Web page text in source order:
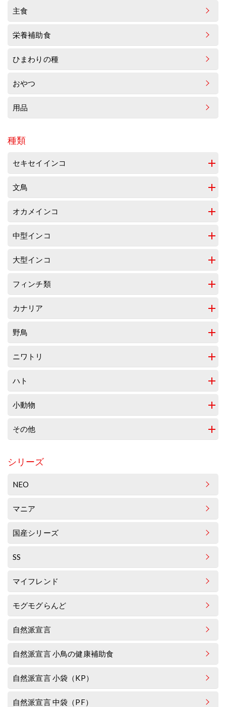
主食
栄養補助食
ひまわりの種
おやつ
用品
種類
セキセイインコ
文鳥
オカメインコ
中型インコ
大型インコ
フィンチ類
カナリア
野鳥
ニワトリ
ハト
小動物
その他
シリーズ
NEO
マニア
国産シリーズ
SS
マイフレンド
モグモグらんど
自然派宣言
自然派宣言 小鳥の健康補助食
自然派宣言 小袋（KP）
自然派宣言 中袋（PF）